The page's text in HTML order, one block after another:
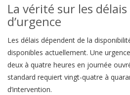
La vérité sur les
d’urgence
Les délais dépendent de la
disponibles actuellement. Une
deux à quatre heures en journée
standard requiert vingt-quatre à
d’intervention.